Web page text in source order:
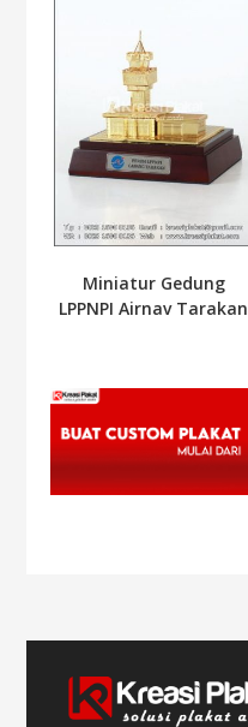
Miniatur Gedung
LPPNPI Airnav Tarakan